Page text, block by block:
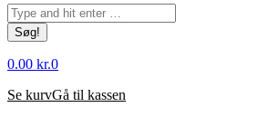
Søg:
0.00 kr.0
Se kurvGå til kassen